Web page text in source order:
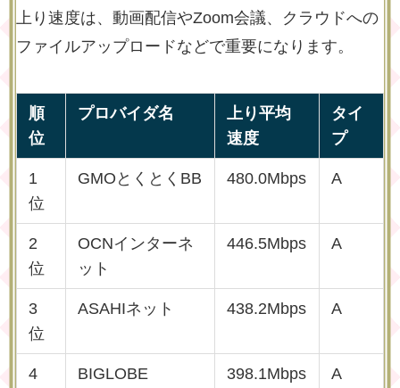
上り速度は、動画配信やZoom会議、クラウドへの
ファイルアップロードなどで重要になります。
順
位
プロバイダ名
上り平均
速度
タイ
プ
1
位
GMOとくとくBB 480.0Mbps A
2
位
OCNインターネ
ット
446.5Mbps A
3
位
ASAHIネット 438.2Mbps A
4
BIGLOBE 398.1Mbps A